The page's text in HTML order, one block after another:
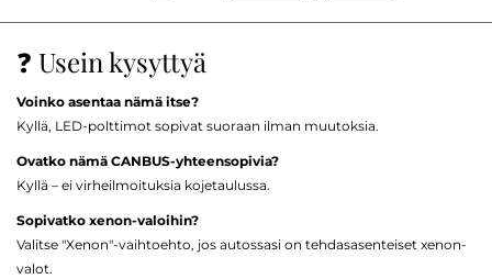
❓ Usein kysyttyä
Voinko asentaa nämä itse?
Kyllä, LED-polttimot sopivat suoraan ilman muutoksia.
Ovatko nämä CANBUS-yhteensopivia?
Kyllä – ei virheilmoituksia kojetaulussa.
Sopivatko xenon-valoihin?
Valitse "Xenon"-vaihtoehto, jos autossasi on tehdasasenteiset xenon-
valot.